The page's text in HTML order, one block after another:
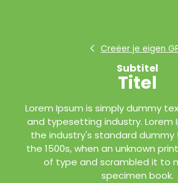
Creëer je eigen
Subtitel
Titel
Lorem Ipsum is simply dummy
and typesetting industry. Lorem
the industry's standard dummy
the 1500s, when an unknown
of type and scrambled it to
specimen book.